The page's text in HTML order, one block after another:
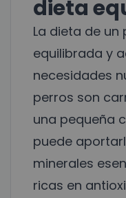
dieta
La dieta de un
equilibrada y
necesidades
perros son
una pequeña
puede
minerales
ricas en